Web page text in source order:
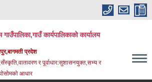
गाउँपालिका,गाउँ कार्यपालिकाको कार्यालय
प्रदेश
र पूर्वाधार:सुशासनयुक्त,सभ्य र
आधार